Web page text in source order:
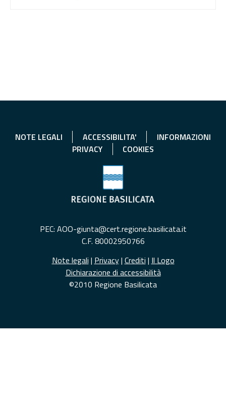
NOTE LEGALI ACCESSIBILITA'
INFORMAZIONI
PRIVACY
COOKIES
PEC: AOO-giunta@cert.regione.basilicata.it
C.F. 80002950766
Note legali | Privacy| Crediti | Il Logo
Dichiarazione di accessibilità
©2010 Regione Basilicata